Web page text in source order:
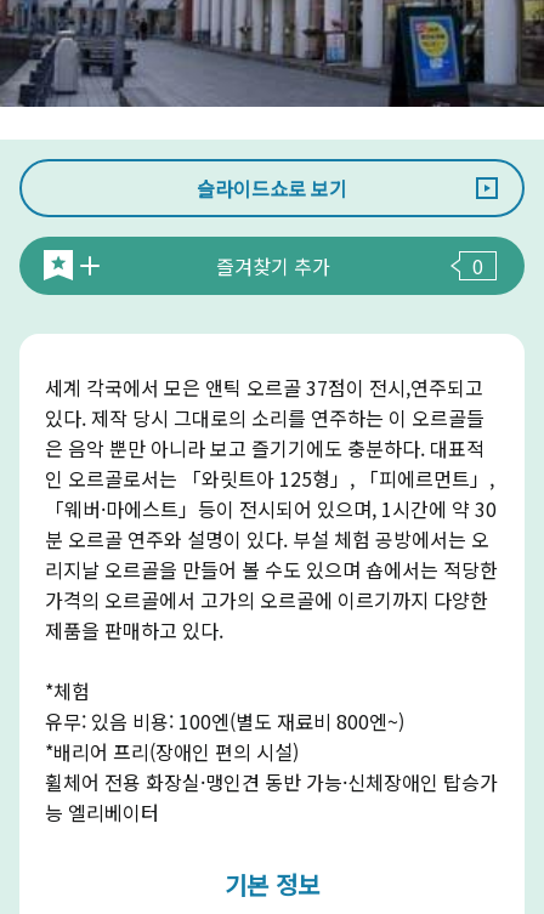
슬라이드쇼로 보기
즐겨찾기 추가 0
세계 각국에서 모은 앤틱 오르골 37점이 전시,연주되고
있다. 제작 당시 그대로의 소리를 연주하는 이 오르골들
은 음악 뿐만 아니라 보고 즐기기에도 충분하다. 대표적
인 오르골로서는 「와릿트아 125형」, 「피에르먼트」,
「웨버·마에스트」등이 전시되어 있으며, 1시간에 약 30
분 오르골 연주와 설명이 있다. 부설 체험 공방에서는 오
리지날 오르골을 만들어 볼 수도 있으며 숍에서는 적당한
가격의 오르골에서 고가의 오르골에 이르기까지 다양한
제품을 판매하고 있다.
*체험
유무: 있음 비용: 100엔(별도 재료비 800엔~)
*배리어 프리(장애인 편의 시설)
휠체어 전용 화장실·맹인견 동반 가능·신체장애인 탑승가
능 엘리베이터
기본 정보